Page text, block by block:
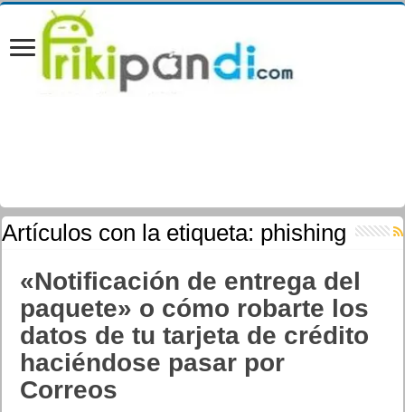
Artículos con la etiqueta: phishing
«Notificación de entrega del
paquete» o cómo robarte los
datos de tu tarjeta de crédito
haciéndose pasar por
Correos